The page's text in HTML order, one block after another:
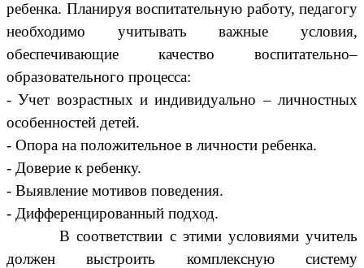
ребенка. Планируя воспитательную работу, педагогу
необходимо учитывать важные условия,
обеспечивающие качество воспитательно–
образовательного процесса:
- Учет возрастных и индивидуально – личностных
особенностей детей.
- Опора на положительное в личности ребенка.
- Доверие к ребенку.
- Выявление мотивов поведения.
- Дифференцированный подход.
В соответствии с этими условиями учитель
должен выстроить комплексную систему